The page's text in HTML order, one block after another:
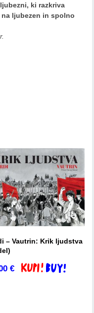
ki razkriva
ljubezen in spolno
– Vautrin: Krik ljudstva
€ Dodaj v košarico